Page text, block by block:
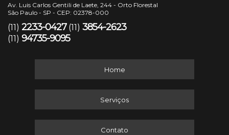
Av. Luis Carlos Gentili de Laete, 244 - Orto Florestal
São Paulo - SP - CEP: 02378-000
(11) 2233-0427 (11) 3854-2623
(11) 94735-9095
Home
Serviços
Contato